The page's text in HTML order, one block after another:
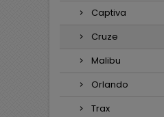
Captiva
Cruze
Malibu
Orlando
Trax